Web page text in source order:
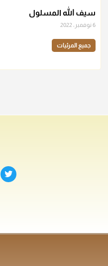
صراعهم مع متطلبات الحياة كبير
منذ 3 شهر
سيف الله المسلول
6 نوفمبر، 2022
جميع المرئيات